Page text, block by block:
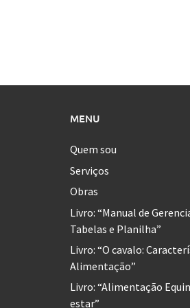
MENU
Quem sou
Serviços
Obras
Livro: “Manual de
Tabelas e Planilha”
Livro: “O cavalo:
Alimentação”
Livro: “Alimentação
estar”